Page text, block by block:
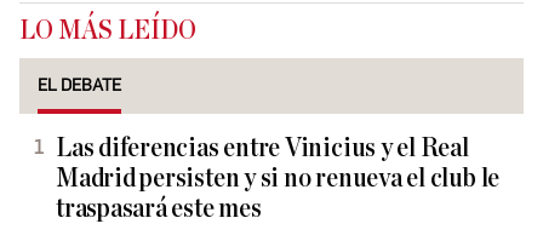
LO MÁS LEÍDO
EL DEBATE
Las diferencias entre Vinicius y el Real
Madrid persisten y si no renueva el club le
traspasará este mes